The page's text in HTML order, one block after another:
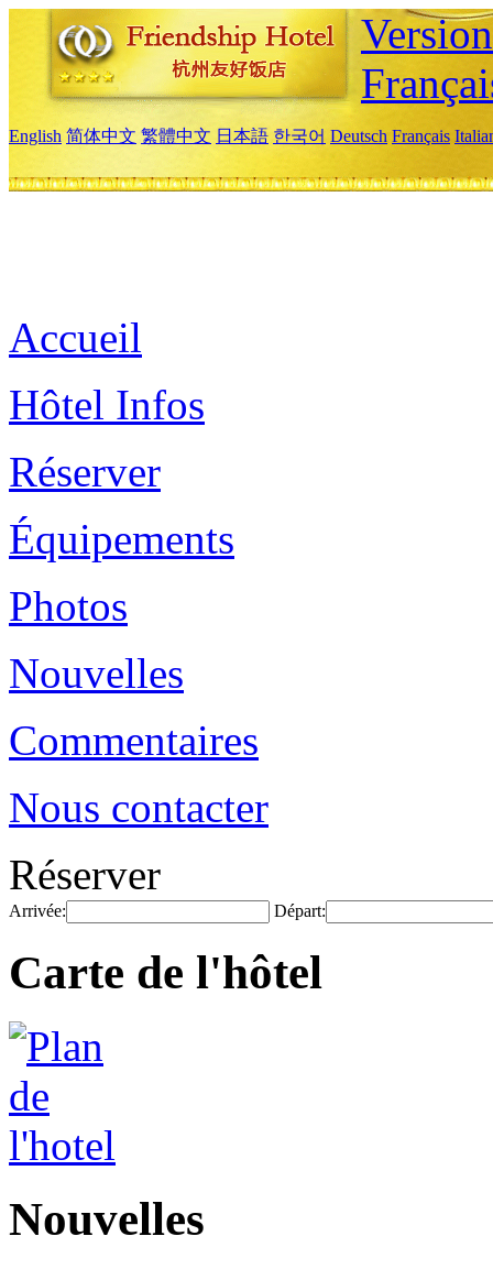
English 简体中文 繁體中文 日本語 한국어 Deutsch Français
Accueil
Hôtel Infos
Réserver
Équipements
Photos
Nouvelles
Commentaires
Nous contacter
Réserver
Arrivée: Départ:
Carte de l'hôtel
Nouvelles